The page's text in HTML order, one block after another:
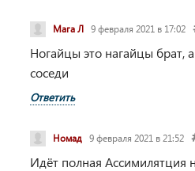
Мага Л 9 февраля 2021 в 17:02
Ногайцы это нагайцы брат,
соседи
Ответить
Номад 9 февраля 2021 в 21:52
Идёт полная Ассимилятция